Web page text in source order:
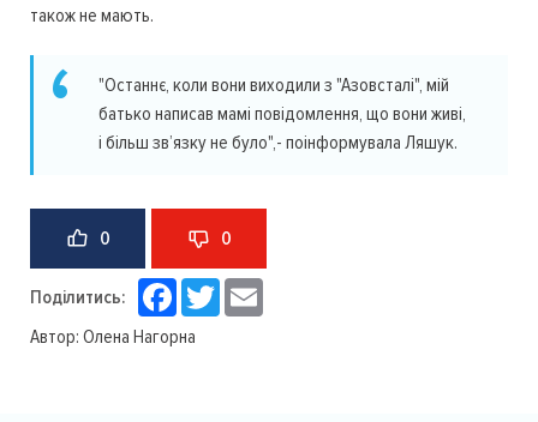
також не мають.
"Останнє, коли вони виходили з "Азовсталі", мій
батько написав мамі повідомлення, що вони живі,
і більш зв’язку не було",- поінформувала Ляшук.
0 0
Поділитись: Facebook
Twitter
Автор: Олена Нагорна